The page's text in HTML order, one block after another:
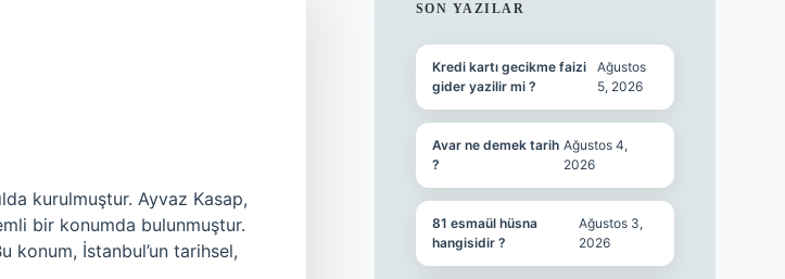
kurulmuştur. Ayvaz Kasap,
bir konumda bulunmuştur.
konum, İstanbul’un tarihsel,
SIDEBAR
SON YAZILAR
Kredi kartı gecikme faizi
gider yazilir mi ?
Ağustos
5, 2026
Avar ne demek tarih
?
Ağustos 4,
2026
81 esmaül hüsna
hangisidir ?
Ağustos 3,
2026